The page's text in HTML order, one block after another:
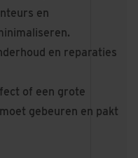
en
en reparaties
of een grote
gebeuren en pakt